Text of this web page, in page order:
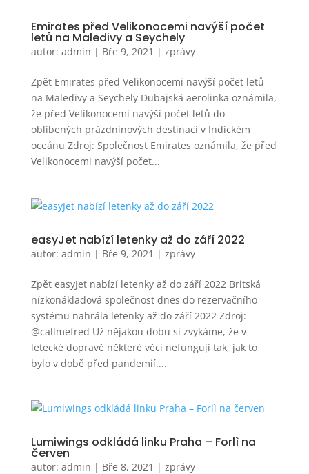
Emirates před Velikonocemi navýší počet
letů na Maledivy a Seychely
autor: admin | Bře 9, 2021 | zprávy
Zpět Emirates před Velikonocemi navýší počet letů
na Maledivy a Seychely Dubajská aerolinka oznámila,
že před Velikonocemi navýší počet letů do
oblíbených prázdninových destinací v Indickém
oceánu Zdroj: Společnost Emirates oznámila, že před
Velikonocemi navýší počet...
easyJet nabízí letenky až do září 2022
autor: admin | Bře 9, 2021 | zprávy
Zpět easyJet nabízí letenky až do září 2022 Britská
nízkonákladová společnost dnes do rezervačního
systému nahrála letenky až do září 2022 Zdroj:
@callmefred Už nějakou dobu si zvykáme, že v
letecké dopravě některé věci nefungují tak, jak to
bylo v době před pandemií....
Lumiwings odkládá linku Praha – Forlì na
červen
autor: admin | Bře 8, 2021 | zprávy